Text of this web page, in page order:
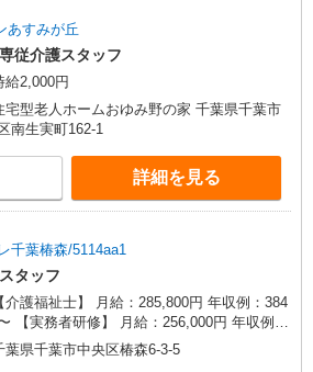
あすみが丘
従介護スタッフ
給2,000円
宅型老人ホームおゆみ野の家 千葉県千葉市
南生実町162-1
詳細を見る
千葉椿森/5114aa1
タッフ
【介護福祉士】 月給：285,800円 年収例：384
年収例：
修・無資格】 月給：
年収例：334万円〜 ※職務手当、働き
葉県千葉市中央区椿森6-3-5